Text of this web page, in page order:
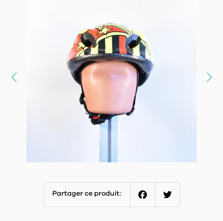
Partager ce produit: